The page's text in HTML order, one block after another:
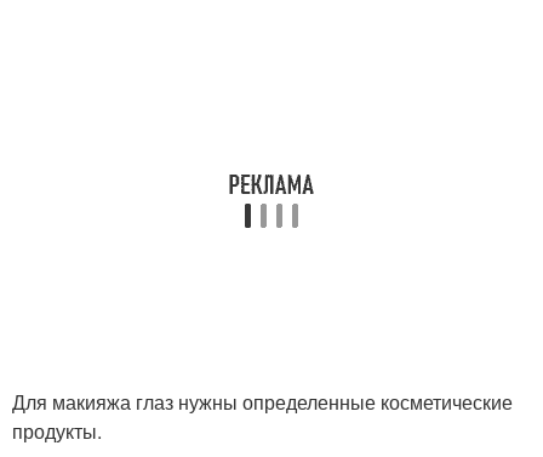
Для макияжа глаз нужны определенные косметические
продукты.